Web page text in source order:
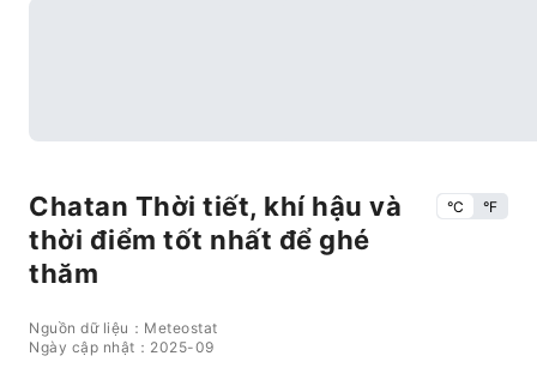
Chatan Thời tiết, khí hậu và
thời điểm tốt nhất để ghé
thăm
°C °F
Nguồn dữ liệu：Meteostat
Ngày cập nhật：2025-09